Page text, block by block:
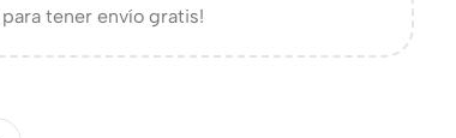
tener envío gratis!